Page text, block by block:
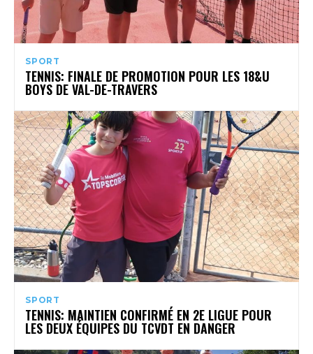
SPORT
TENNIS: FINALE DE PROMOTION POUR LES 18&U
BOYS DE VAL-DE-TRAVERS
SPORT
TENNIS: MAINTIEN CONFIRMÉ EN 2E LIGUE POUR
LES DEUX ÉQUIPES DU TCVDT EN DANGER